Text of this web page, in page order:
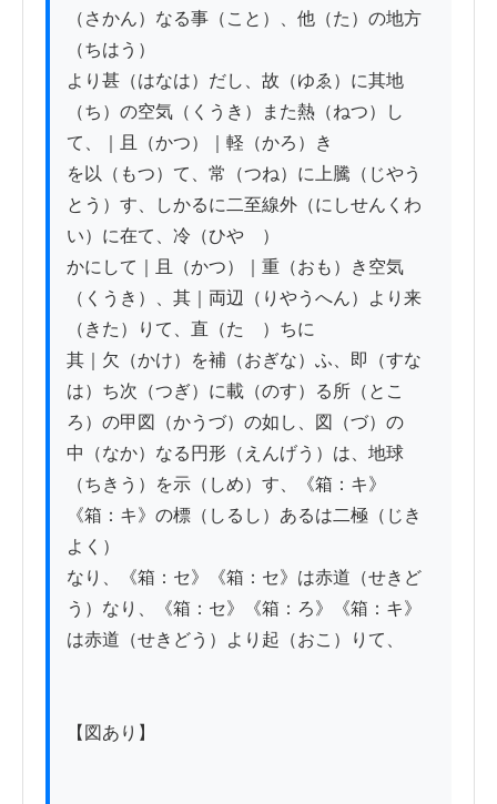
（さかん）なる事（こと）、他（た）の地方
（ちはう）
より甚（はなは）だし、故（ゆゑ）に其地
（ち）の空気（くうき）また熱（ねつ）し
て、｜且（かつ）｜軽（かろ）き
を以（もつ）て、常（つね）に上騰（じやう
とう）す、しかるに二至線外（にしせんくわ
い）に在て、冷（ひやゝ）
かにして｜且（かつ）｜重（おも）き空気
（くうき）、其｜両辺（りやうへん）より来
（きた）りて、直（たゞ）ちに
其｜欠（かけ）を補（おぎな）ふ、即（すな
は）ち次（つぎ）に載（のす）る所（とこ
ろ）の甲図（かうづ）の如し、図（づ）の
中（なか）なる円形（えんげう）は、地球
（ちきう）を示（しめ）す、《箱：キ》
《箱：キ》の標（しるし）あるは二極（じき
よく）
なり、《箱：セ》《箱：セ》は赤道（せきど
う）なり、《箱：セ》《箱：ろ》《箱：キ》
は赤道（せきどう）より起（おこ）りて、
【図あり】